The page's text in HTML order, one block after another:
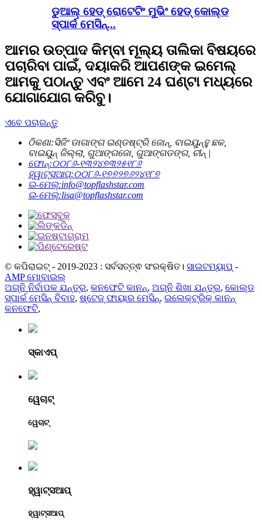
ଡୁଆଲ୍ ହେଡ୍ ରୋଟେଟିଂ ମୁଭିଂ ହେଡ୍ କୋଲ୍ଡ
ସ୍ପାର୍କ ମେସିନ୍...
ଆମର ଉତ୍ପାଦ କିମ୍ବା ମୂଲ୍ୟ ତାଲିକା ବିଷୟରେ
ପଚାରିବା ପାଇଁ, ଦୟାକରି ଆପଣଙ୍କ ଇମେଲ୍
ଆମକୁ ପଠାନ୍ତୁ ଏବଂ ଆମେ 24 ଘଣ୍ଟା ମଧ୍ୟରେ
ଯୋଗାଯୋଗ କରିବୁ।
ଏବେ ପଚାରନ୍ତୁ
ଠିକଣା:ସିଜିଂ ଡାଗାଙ୍ଗ ଇଣ୍ଡଷ୍ଟ୍ରି ଜୋନ୍, ବାଇୟୁନ୍ହୁ ଛକ,
ବାଇୟୁନ୍ ଜିଲ୍ଲା, ଗୁଆଙ୍ଗଜୋ, ଗୁଆଙ୍ଗଡଙ୍ଗ, ଚୀନ୍ |
ଫୋନ୍:୦୦୮୬-୧୩୨୪୭୩୨୫୧୮୬
ହ୍ୱାଟ୍ସଆପ୍:୦୦୮୬-୧୭୭୨୭୬୨୪୧୮୭
ଇ-ମେଲ୍:info@topflashstar.com
ଇ-ମେଲ୍:lisa@topflashstar.com
© କପିରାଇଟ୍ - 2019-2023 : ସର୍ବସତ୍ତ୍ଵ ସଂରକ୍ଷିତ। ସାଇଟମ୍ୟାପ୍ -
AMP ମୋବାଇଲ୍
ଅଗ୍ନି ନିର୍ବାପକ ଯନ୍ତ୍ର, କନଫେଟି କାନନ୍, ଅଗ୍ନି ଶିଖା ଯନ୍ତ୍ର, କୋଲ୍ଡ
ସ୍ପାର୍କ ମେସିନ୍ ବିବାହ, ଷ୍ଟେଜ୍ ଫାୟାର ମେସିନ୍, ଇଲେକ୍ଟ୍ରିକ୍ କାନନ୍
କନଫେଟି,
ସ୍କାଏପ୍
ୱେଚାଟ୍
ୱେଚାଟ୍
ହ୍ୱାଟ୍ସଆପ୍
ହ୍ୱାଟ୍ସଆପ୍